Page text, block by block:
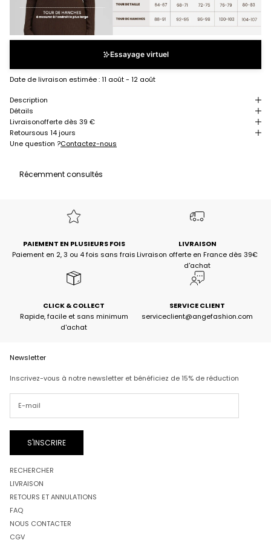
Essayage virtuel
Date de livraison estimée :11 août - 12 août
Description
Détails
Livraisonofferte dès 39 €
Retoursous 14 jours
Une question ?Contactez-nous
Récemment consultés
PAIEMENT EN PLUSIEURS FOIS
Paiement en 2, 3 ou 4 fois sans frais
LIVRAISON
Livraison offerte en France dès 39€
d'achat
CLICK & COLLECT
Rapide, facile et sans minimum
d'achat
SERVICE CLIENT
serviceclient@angefashion.com
Newsletter
Inscrivez-vous à notre newsletter et bénéficiez de 15% de réduction
S'INSCRIRE
RECHERCHER
LIVRAISON
RETOURS ET ANNULATIONS
FAQ
NOUS CONTACTER
CGV